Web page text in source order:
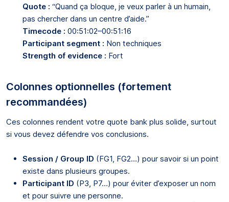
Quote : “Quand ça bloque, je veux parler à un humain,
pas chercher dans un centre d’aide.”
Timecode : 00:51:02–00:51:16
Participant segment : Non techniques
Strength of evidence : Fort
Colonnes optionnelles (fortement
recommandées)
Ces colonnes rendent votre quote bank plus solide, surtout
si vous devez défendre vos conclusions.
Session / Group ID (FG1, FG2…) pour savoir si un point
existe dans plusieurs groupes.
Participant ID (P3, P7…) pour éviter d’exposer un nom
et pour suivre une personne.